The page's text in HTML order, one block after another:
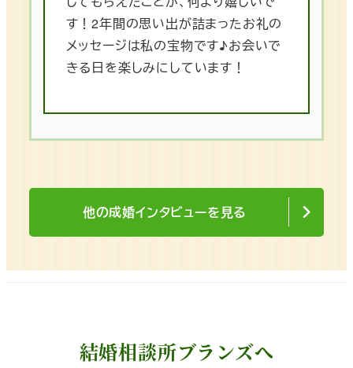
す！2年間の思い出が詰まったお礼の
メッセージは私の宝物です♪お会いで
きる日を楽しみにしています！
他の成婚インタビューを見る
結婚相談所ブランズへ